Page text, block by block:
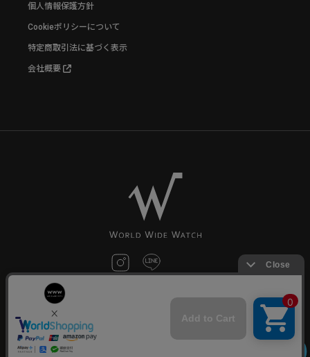
個人情報保護方針
Cookieポリシーについて
特定商取引法に基づく表示
会社概要
お問い合わせ
©World Wide Watch All Rights reserved.